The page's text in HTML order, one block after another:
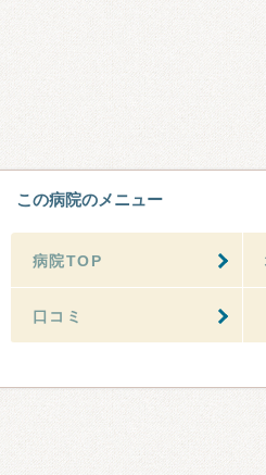
この病院のメニュー
病院TOP
口コミ